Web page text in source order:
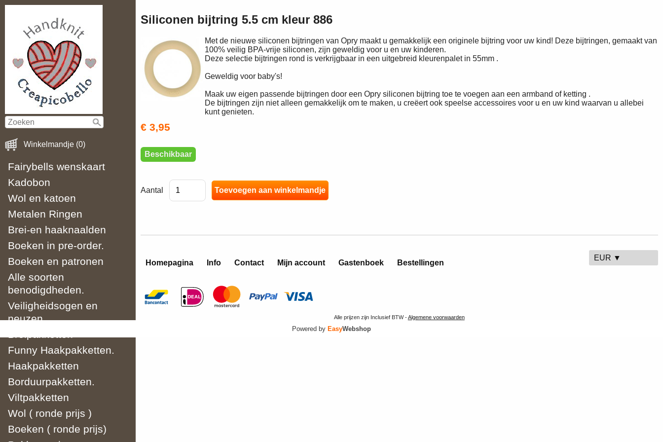
Winkelmandje (0)
Fairybells wenskaart
Kadobon
Wol en katoen
Metalen Ringen
Brei-en haaknaalden
Boeken in pre-order.
Boeken en patronen
Alle soorten
benodigdheden.
Veiligheidsogen en
neuzen.
Funny Haakpakketten.
Haakpakketten
Borduurpakketten.
Viltpakketten
Wol ( ronde prijs )
Boeken ( ronde prijs)
Siliconen bijtring 5.5 cm kleur 886
Met de nieuwe siliconen bijtringen van Opry maakt u gemakkelijk een originele bijtring voor uw kind! Deze bijtringen, gemaakt van
100% veilig BPA-vrije siliconen, zijn geweldig voor u en uw kinderen.
Deze selectie bijtringen rond is verkrijgbaar in een uitgebreid kleurenpalet in 55mm .
Geweldig voor baby's!
Maak uw eigen passende bijtringen door een Opry siliconen bijtring toe te voegen aan een armband of ketting .
De bijtringen zijn niet alleen gemakkelijk om te maken, u creëert ook speelse accessoires voor u en uw kind waarvan u allebei
kunt genieten.
€ 3,95
Beschikbaar
Aantal
Homepagina Info Contact Mijn account Gastenboek Bestellingen
EUR ▼
Alle prijzen zijn Inclusief BTW -Algemene voorwaarden
Powered by EasyWebshop